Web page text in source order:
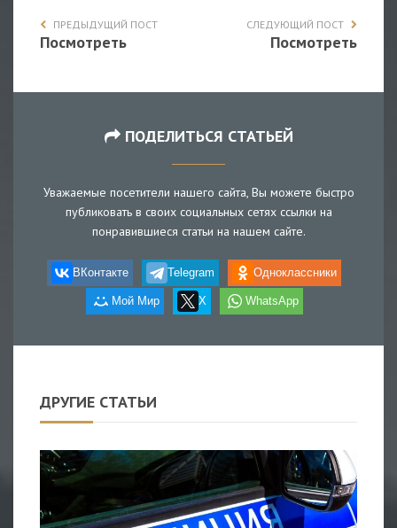
ПРЕДЫДУЩИЙ ПОСТ
Посмотреть
СЛЕДУЮЩИЙ ПОСТ
Посмотреть
ПОДЕЛИТЬСЯ СТАТЬЕЙ
Уважаемые посетители нашего сайта, Вы можете быстро
публиковать в своих социальных сетях ссылки на
понравившиеся статьи на нашем сайте.
ВКонтакте Telegram Одноклассники
Мой Мир X WhatsApp
ДРУГИЕ СТАТЬИ